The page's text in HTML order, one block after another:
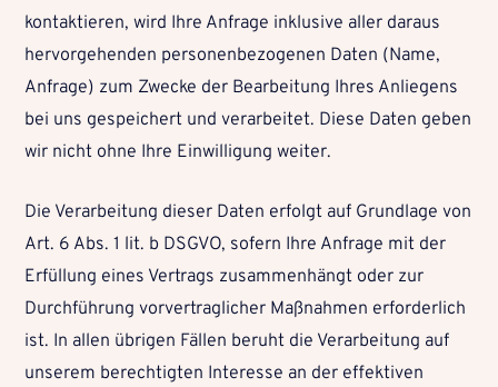
kontaktieren, wird Ihre Anfrage inklusive aller daraus
hervorgehenden personenbezogenen Daten (Name,
Anfrage) zum Zwecke der Bearbeitung Ihres Anliegens
bei uns gespeichert und verarbeitet. Diese Daten geben
wir nicht ohne Ihre Einwilligung weiter.
Die Verarbeitung dieser Daten erfolgt auf Grundlage von
Art. 6 Abs. 1 lit. b DSGVO, sofern Ihre Anfrage mit der
Erfüllung eines Vertrags zusammenhängt oder zur
Durchführung vorvertraglicher Maßnahmen erforderlich
ist. In allen übrigen Fällen beruht die Verarbeitung auf
unserem berechtigten Interesse an der effektiven